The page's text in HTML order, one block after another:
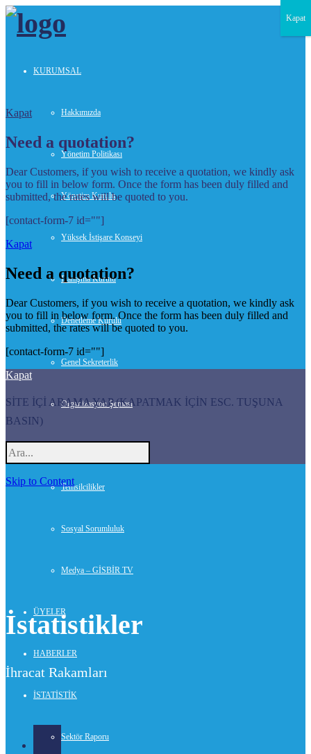
KURUMSAL
Hakkımızda
Yönetim Politikası
Yönetim Kurulu
Yüksek İstişare Konseyi
Danışma Kurulu
Denetleme Kurulu
Genel Sekreterlik
Organizasyon Şeması
Danışmanlar
Temsilcilikler
Sosyal Sorumluluk
Medya – GİSBİR TV
ÜYELER
HABERLER
İSTATİSTİK
Sektör Raporu
Kapat
Need a quotation?
Dear Customers, if you wish to receive a quotation, we kindly ask
you to fill in below form. Once the form has been duly filled and
submitted, the rates will be quoted to you.
[contact-form-7 id=""]
Kapat
Need a quotation?
Dear Customers, if you wish to receive a quotation, we kindly ask
you to fill in below form. Once the form has been duly filled and
submitted, the rates will be quoted to you.
[contact-form-7 id=""]
Kapat
SİTE İÇİ ARAMA YAP (KAPATMAK İÇİN ESC. TUŞUNA
BASIN)
Skip to Content
İstatistikler
İhracat Rakamları
Kapat